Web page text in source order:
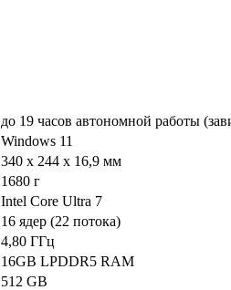
до 19 часов автономной работы
Windows 11
340 x 244 x 16,9 мм
1680 г
Intel Core Ultra 7
16 ядер (22 потока)
4,80 ГГц
16GB LPDDR5 RAM
512 GB